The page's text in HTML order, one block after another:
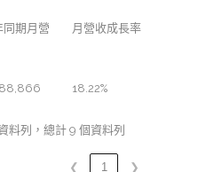
同期月營
月營收成長率
18.22%
料列，總計 9 個資料列
❮ 1 ❯